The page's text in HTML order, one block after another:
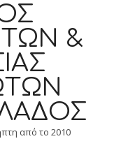
&
από το 2010